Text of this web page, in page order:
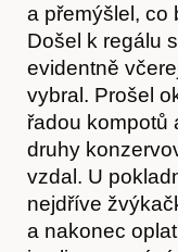
a přemýšlel, co
Došel k regálu
evidentně
vybral. Prošel
řadou kompotů
druhy
vzdal. U
nejdříve
a nakonec